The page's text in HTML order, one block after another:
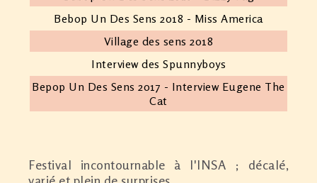
Bebop Un Des Sens 2018 - Miss America
Village des sens 2018
Interview des Spunnyboys
Bepop Un Des Sens 2017 - Interview Eugene The
Cat
Bepop Un Des Sens 2017 - Interview The Mitchi
Bitchi Bar
Festival incontournable à l'INSA ; décalé,